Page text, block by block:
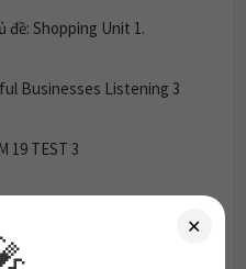
đề: Shopping Unit 1.
Businesses Listening 3
19 TEST 3
tốt, mua khoá học này đảm